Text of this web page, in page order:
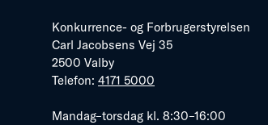
Konkurrence- og Forbrugerstyrelsen
Carl Jacobsens Vej 35
2500 Valby
Telefon: 4171 5000
Mandag–torsdag kl. 8:30–16:00